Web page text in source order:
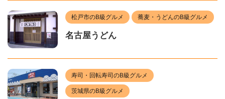
松戸市のB級グルメ 蕎麦・うどんのB級グルメ
名古屋うどん
寿司・回転寿司のB級グルメ
茨城県のB級グルメ